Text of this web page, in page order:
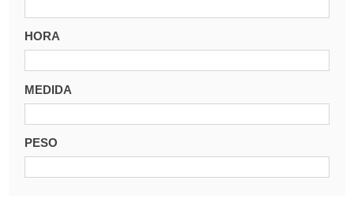
HORA
MEDIDA
PESO